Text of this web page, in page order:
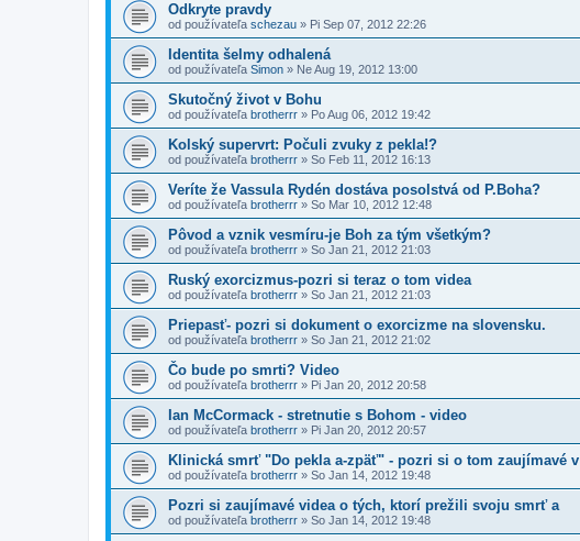
Odkryte pravdy
od používateľa schezau » Pi Sep 07, 2012 22:26
Identita šelmy odhalená
od používateľa Simon » Ne Aug 19, 2012 13:00
Skutočný život v Bohu
od používateľa brotherrr » Po Aug 06, 2012 19:42
Kolský supervrt: Počuli zvuky z pekla!?
od používateľa brotherrr » So Feb 11, 2012 16:13
Veríte že Vassula Rydén dostáva posolstvá od P.Boha?
od používateľa brotherrr » So Mar 10, 2012 12:48
Pôvod a vznik vesmíru-je Boh za tým všetkým?
od používateľa brotherrr » So Jan 21, 2012 21:03
Ruský exorcizmus-pozri si teraz o tom videa
od používateľa brotherrr » So Jan 21, 2012 21:03
Priepasť- pozri si dokument o exorcizme na slovensku.
od používateľa brotherrr » So Jan 21, 2012 21:02
Čo bude po smrti? Video
od používateľa brotherrr » Pi Jan 20, 2012 20:58
Ian McCormack - stretnutie s Bohom - video
od používateľa brotherrr » Pi Jan 20, 2012 20:57
Klinická smrť "Do pekla a-zpäť" - pozri si o tom zaujímavé v
od používateľa brotherrr » So Jan 14, 2012 19:48
Pozri si zaujímavé videa o tých, ktorí prežili svoju smrť a
od používateľa brotherrr » So Jan 14, 2012 19:48